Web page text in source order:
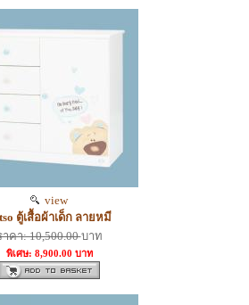
view
ตู้เสื้อผ้าเด็ก ลายหมี
าคา: 10,500.00บาท
พิเศษ: 8,900.00 บาท